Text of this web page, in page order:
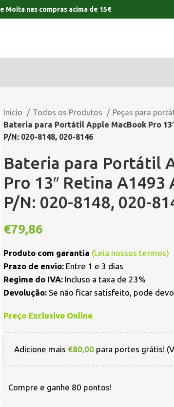
e Moita nas compras acima de 15€
Início Todos os Produtos Peças para
Bateria para Portátil Apple MacBook Pro
P/N: 020-8148, 020-8146
Bateria para Portátil
Pro 13″ Retina A1493
P/N: 020-8148, 020-
€79,86
Produto com garantia (Leia nossos termos)
Prazo de envio: Entre 1 e 3 dias
Regime do IVA: Incluso a taxa de 23%
Devolução: Se não ficar satisfeito, pode
Preço Exclusivo Online
Adicione mais €80,00 para portes grátis!
Compre e ganhe 80 pontos!